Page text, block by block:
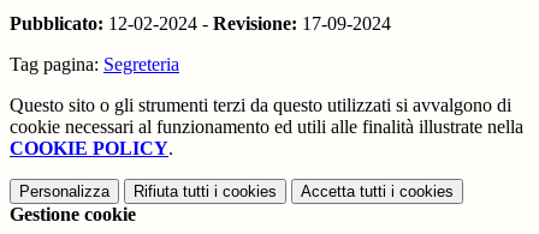
Pubblicato: 12-02-2024 - Revisione: 17-09-2024
Tag pagina: Segreteria
Questo sito o gli strumenti terzi da questo utilizzati si avvalgono di
cookie necessari al funzionamento ed utili alle finalità illustrate nella
COOKIE POLICY.
Personalizza Rifiuta tutti i cookies Accetta tutti i cookies
Gestione cookie